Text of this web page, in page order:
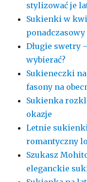
stylizować je
Sukienki w
Długie swetry
wybierać?
Sukieneczki
fasony na
Sukienka
okazje
Letnie
romantyczny
Szukasz
eleganckie